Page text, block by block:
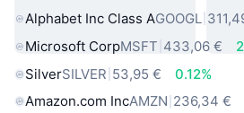
Alphabet Inc Class AGOOGL
Microsoft CorpMSFT 433,06 €
SilverSILVER 53,95 €
0.12%
Amazon.com IncAMZN 236,34 €